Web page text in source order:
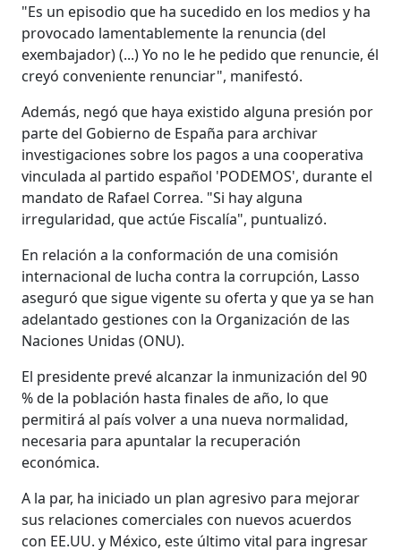
"Es un episodio que ha sucedido en los medios y ha
provocado lamentablemente la renuncia (del
exembajador) (...) Yo no le he pedido que renuncie, él
creyó conveniente renunciar", manifestó.
Además, negó que haya existido alguna presión por
parte del Gobierno de España para archivar
investigaciones sobre los pagos a una cooperativa
vinculada al partido español 'PODEMOS', durante el
mandato de Rafael Correa. "Si hay alguna
irregularidad, que actúe Fiscalía", puntualizó.
En relación a la conformación de una comisión
internacional de lucha contra la corrupción, Lasso
aseguró que sigue vigente su oferta y que ya se han
adelantado gestiones con la Organización de las
Naciones Unidas (ONU).
El presidente prevé alcanzar la inmunización del 90
% de la población hasta finales de año, lo que
permitirá al país volver a una nueva normalidad,
necesaria para apuntalar la recuperación
económica.
A la par, ha iniciado un plan agresivo para mejorar
sus relaciones comerciales con nuevos acuerdos
con EE.UU. y México, este último vital para ingresar